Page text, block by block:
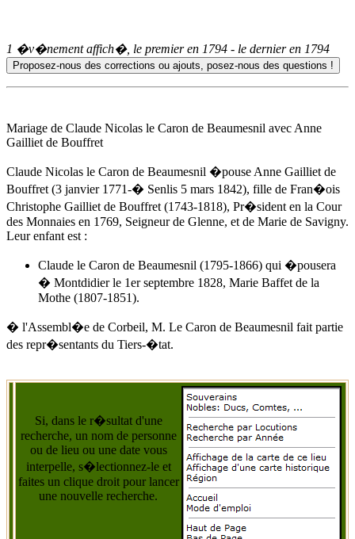
1 �v�nement affich�, le premier en 1794 - le dernier en 1794
Mariage de Claude Nicolas le Caron de Beaumesnil avec Anne
Gailliet de Bouffret
Claude Nicolas le Caron de Beaumesnil �pouse Anne Gailliet de
Bouffret (3 janvier 1771-� Senlis 5 mars 1842), fille de Fran�ois
Christophe Gailliet de Bouffret (1743-1818), Pr�sident en la Cour
des Monnaies en 1769, Seigneur de Glenne, et de Marie de Savigny.
Leur enfant est :
Claude le Caron de Beaumesnil (1795-1866) qui �pousera
� Montdidier le 1er septembre 1828, Marie Baffet de la
Mothe (1807-1851).
� l'Assembl�e de Corbeil, M. Le Caron de Beaumesnil fait partie
des repr�sentants du Tiers-�tat.
Si, dans le r�sultat d'une
recherche, un nom de personne
ou de lieu ou une date vous
interpelle, s�lectionnez-le et
faites un clique droit pour lancer
une nouvelle recherche.